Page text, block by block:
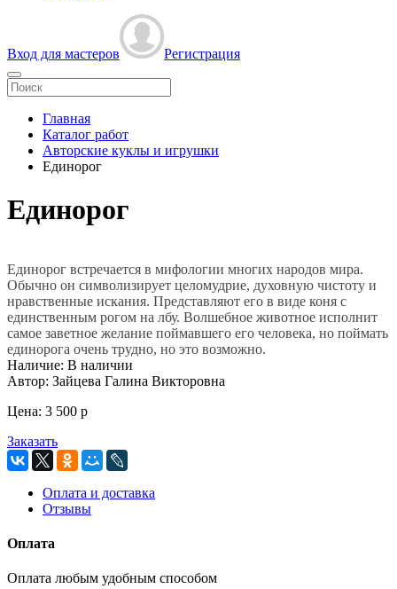
Вход для мастеров Регистрация
Главная
Каталог работ
Авторские куклы и игрушки
Единорог
Единорог
Единорог встречается в мифологии многих народов мира.
Обычно он символизирует целомудрие, духовную чистоту и
нравственные искания. Представляют его в виде коня c
единственным рогом на лбу. Волшебное животное исполнит
самое заветное желание поймавшего его человека, но поймать
единорога очень трудно, но это возможно.
Наличие: В наличии
Автор: Зайцева Галина Викторовна
Цена: 3 500 p
Заказать
Оплата и доставка
Отзывы
Оплата
Оплата любым удобным способом